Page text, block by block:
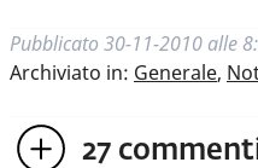
Pubblicato 30-11-2010 alle
Archiviato in: Generale,
27